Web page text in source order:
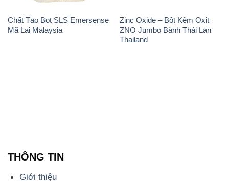
Chất Tạo Bọt SLS Emersense
Mã Lai Malaysia
Zinc Oxide – Bột Kẽm Oxit
ZNO Jumbo Bành Thái Lan
Thailand
THÔNG TIN
Giới thiệu